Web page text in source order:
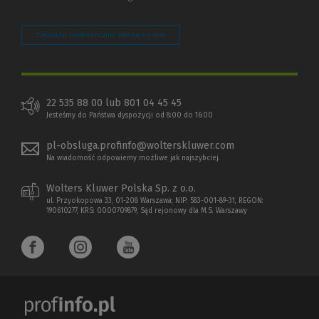
Zarządzaj preferencjami plików cookie
22 535 88 00 lub 801 04 45 45
Jesteśmy do Państwa dyspozycji od 8:00 do 16:00
pl-obsluga.profinfo@wolterskluwer.com
Na wiadomość odpowiemy możliwe jak najszybciej.
Wolters Kluwer Polska Sp. z o.o.
ul. Przyokopowa 33, 01-208 Warszawa; NIP: 583-001-89-31, REGON:
190610277, KRS: 0000709879, Sąd rejonowy dla M.S. Warszawy